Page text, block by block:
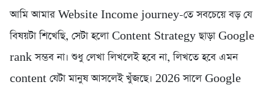
আমি আমার Website Income journey-তে সবচেয়ে বড় যে
বিষয়টা শিখেছি, সেটা হলো Content Strategy ছাড়া Google
rank সম্ভব না। শুধু লেখা লিখলেই হবে না, লিখতে হবে এমন
content যেটা মানুষ আসলেই খুঁজছে। 2026 সালে Google